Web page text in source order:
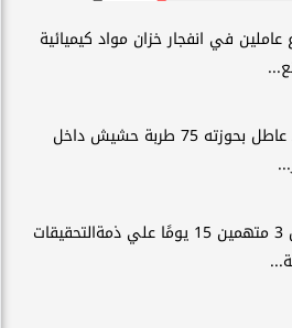
في انفجار خزان مواد كيميائية
ضبط عاطل بحوزته 75 طربة حشيش داخل
حبس 3 متهمين 15 يومًا علي ذمةالتحقيقات